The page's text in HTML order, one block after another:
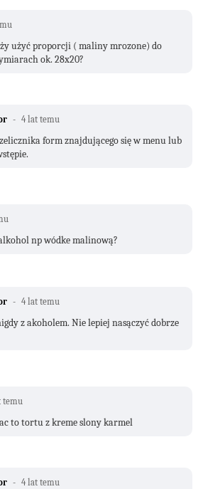
użyć proporcji ( maliny mrozone) do
ok. 28x20?
4 lat temu
form znajdującego się w menu lub
np wódke malinową?
4 lat temu
z akoholem. Nie lepiej nasączyć dobrze
temu
to tortu z kreme slony karmel
4 lat temu